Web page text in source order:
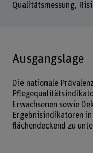
Qualitätsmessung,
Ausgangslage
Die nationale
Erwachsenen sowie
Ergebnisindikatoren
flächendeckend zu